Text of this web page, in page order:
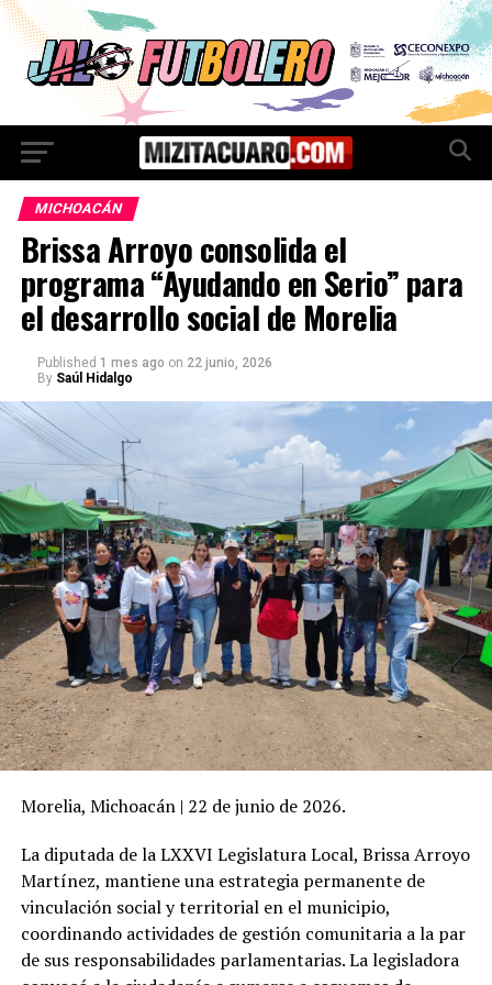
MICHOACÁN
Brissa Arroyo consolida el
programa “Ayudando en Serio” para
el desarrollo social de Morelia
Published 1 mes ago on 22 junio, 2026
By Saúl Hidalgo
Morelia, Michoacán | 22 de junio de 2026.
La diputada de la LXXVI Legislatura Local, Brissa Arroyo
Martínez, mantiene una estrategia permanente de
vinculación social y territorial en el municipio,
coordinando actividades de gestión comunitaria a la par
de sus responsabilidades parlamentarias. La legisladora